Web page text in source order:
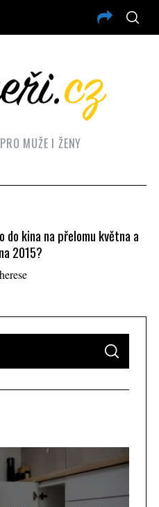
MUŽE I ŽENY
do kina na přelomu května a
2015?
S
A
C